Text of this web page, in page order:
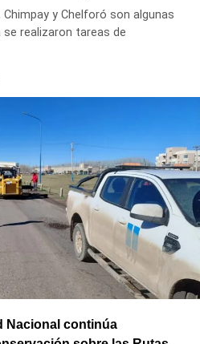
Rionegrinas mantienen
la evolución de la turbiedad
el río.
Chimpay y Chelforó son algunas
realizaron tareas de
Nacional continúa